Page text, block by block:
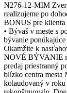
N276-12-MIM
realizujeme po
BONUS pre klienta
• Bývaš v meste s
bývanie
Okamžite k
NOVÉ BÝVANIE
predaj priestranný
blízko centra
kolaudovaný v roku